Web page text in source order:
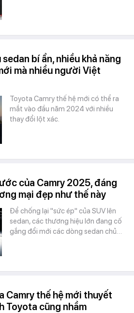
bí ẩn, nhiều khả năng
mà nhiều người Việt
Toyota Camry thế hệ mới có thể ra
mắt vào đầu năm 2024 với nhiều
thay đổi lột xác.
của Camry 2025, đáng
mại đẹp như thế này
Để chống lại "sức ép" của SUV lên
sedan, các thương hiệu lớn đang cố
gắng đổi mới các dòng sedan chủ…
Camry thế hệ mới thuyết
Toyota cũng nhầm